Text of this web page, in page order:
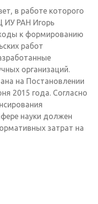
в работе которого
ИУ РАН Игорь
к формированию
работ
организаций.
на Постановлении
2015 года. Согласно
науки должен
затрат на